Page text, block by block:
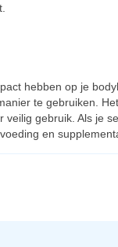
hebben op je
te gebruiken.
veilig gebruik. Als je
en